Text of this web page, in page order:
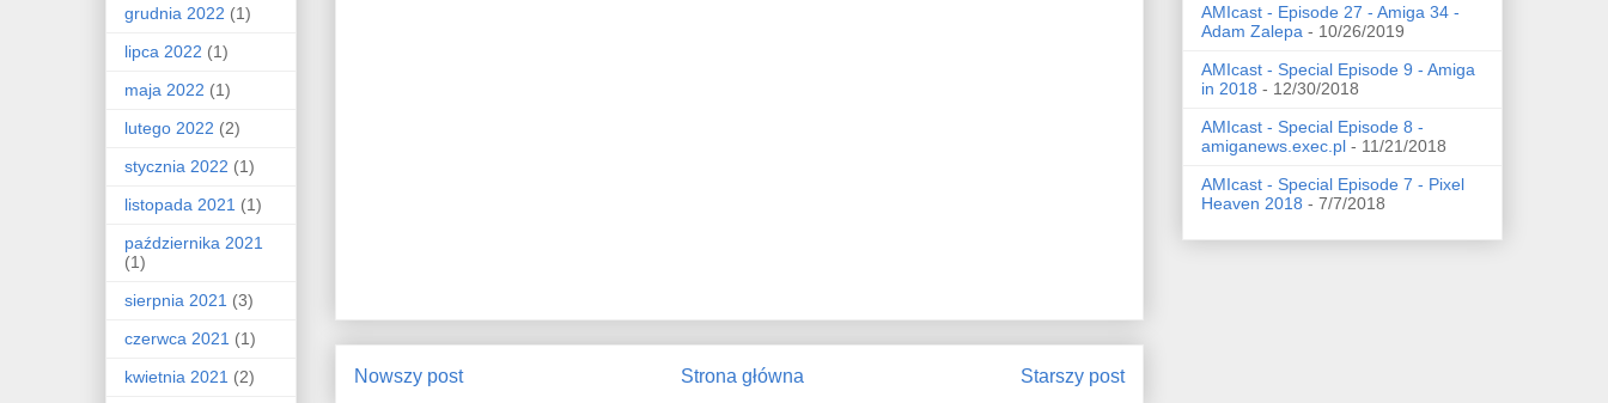
Nowszy post Starszy post
Strona główna
grudnia 2022 (1)
lipca 2022 (1)
maja 2022 (1)
lutego 2022 (2)
stycznia 2022 (1)
listopada 2021 (1)
października 2021
(1)
sierpnia 2021 (3)
czerwca 2021 (1)
kwietnia 2021 (2)
AMIcast - Episode 27 - Amiga 34 -
Adam Zalepa - 10/26/2019
AMIcast - Special Episode 9 - Amiga
in 2018 - 12/30/2018
AMIcast - Special Episode 8 -
amiganews.exec.pl - 11/21/2018
AMIcast - Special Episode 7 - Pixel
Heaven 2018 - 7/7/2018